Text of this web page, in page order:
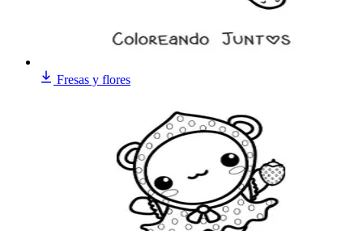
Fresas y flores